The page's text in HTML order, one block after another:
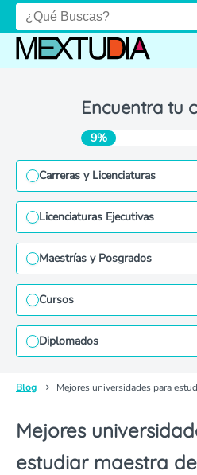
Encuentra tu
9%
Carreras y Licenciaturas
Licenciaturas Ejecutivas
Maestrías y Posgrados
Cursos
Diplomados
Blog Mejores universidades para
Mejores
estudiar maestra